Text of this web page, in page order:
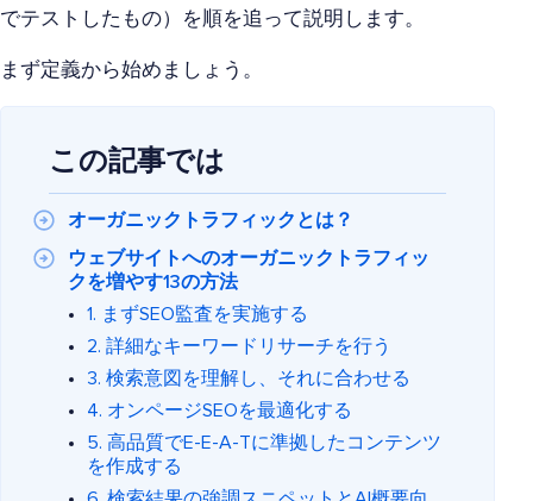
でテストしたもの）を順を追って説明します。
まず定義から始めましょう。
この記事では
オーガニックトラフィックとは？
ウェブサイトへのオーガニックトラフィッ
クを増やす13の方法
1. まずSEO監査を実施する
2. 詳細なキーワードリサーチを行う
3. 検索意図を理解し、それに合わせる
4. オンページSEOを最適化する
5. 高品質でE-E-A-Tに準拠したコンテンツ
を作成する